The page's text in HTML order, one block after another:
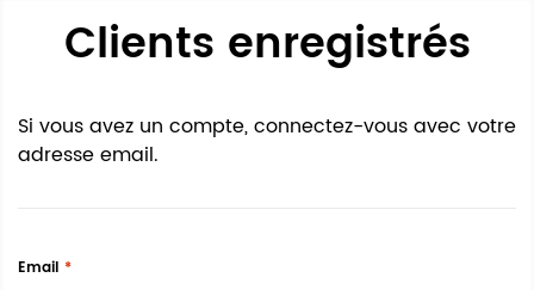
Clients enregistrés
Si vous avez un compte, connectez-vous avec votre
adresse email.
Email